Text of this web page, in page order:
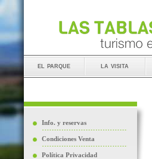
el parque la visita
Info. y reservas
Condiciones Venta
Política Privacidad